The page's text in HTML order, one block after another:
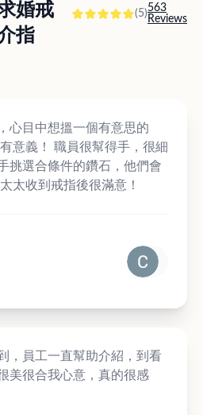
婚戒
指
(5)563
Reviews
心目中想搵一個有意思的
意義！ 職員很幫得手，很細
挑選合條件的鑽石，他們會
太收到戒指後很滿意！
，員工一直幫助介紹，到看
美很合我心意，真的很感